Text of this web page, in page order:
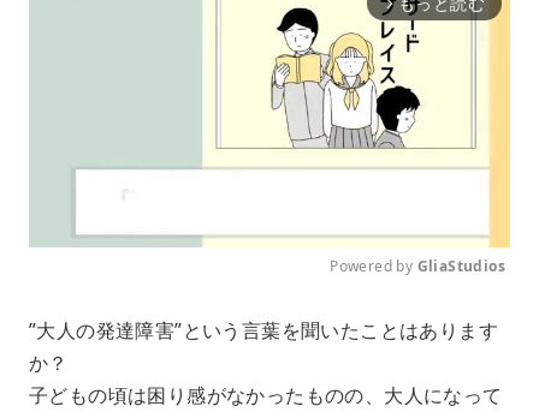
arrow_forward_ios
u
e
Powered by GliaStudios
”大人の発達障害”という言葉を聞いたことはあります
か？
子どもの頃は困り感がなかったものの、大人になって